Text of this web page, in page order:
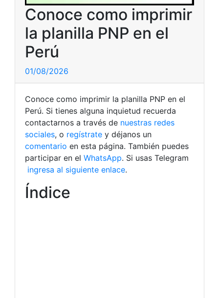
Conoce como imprimir
la planilla PNP en el
Perú
01/08/2026
Conoce como imprimir la planilla PNP en el
Perú. Si tienes alguna inquietud recuerda
contactarnos a través de nuestras redes
sociales, o regístrate y déjanos un
comentario en esta página. También puedes
participar en el WhatsApp. Si usas Telegram
ingresa al siguiente enlace.
Índice